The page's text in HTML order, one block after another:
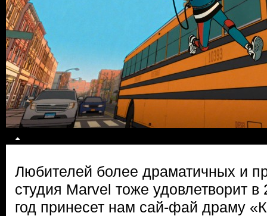
Любителей более драматичных и
студия Marvel тоже удовлетворит
год принесет нам сай-фай драму